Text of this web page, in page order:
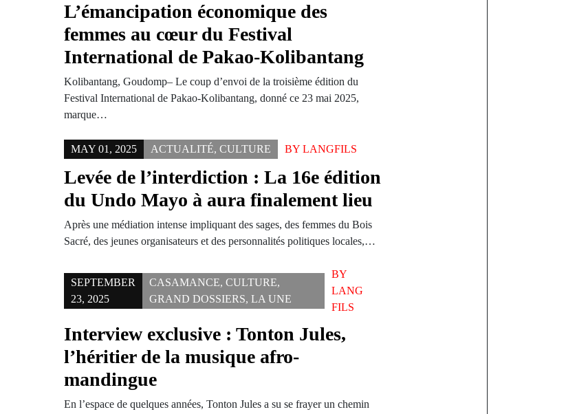
L’émancipation économique des
femmes au cœur du Festival
International de Pakao-Kolibantang
Kolibantang, Goudomp– Le coup d’envoi de la troisième édition du
Festival International de Pakao-Kolibantang, donné ce 23 mai 2025,
marque…
MAY 01, 2025 ACTUALITÉ,CULTURE BYLANGFILS
Levée de l’interdiction : La 16e édition
du Undo Mayo à aura finalement lieu
Après une médiation intense impliquant des sages, des femmes du Bois
Sacré, des jeunes organisateurs et des personnalités politiques locales,…
SEPTEMBER
23, 2025
CASAMANCE,CULTURE,
GRAND DOSSIERS,LA UNE
BY
LANG
FILS
Interview exclusive : Tonton Jules,
l’héritier de la musique afro-
mandingue
En l’espace de quelques années, Tonton Jules a su se frayer un chemin